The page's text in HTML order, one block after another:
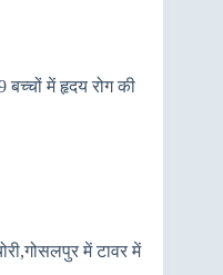
बच्चों में हृदय रोग की
में टावर में